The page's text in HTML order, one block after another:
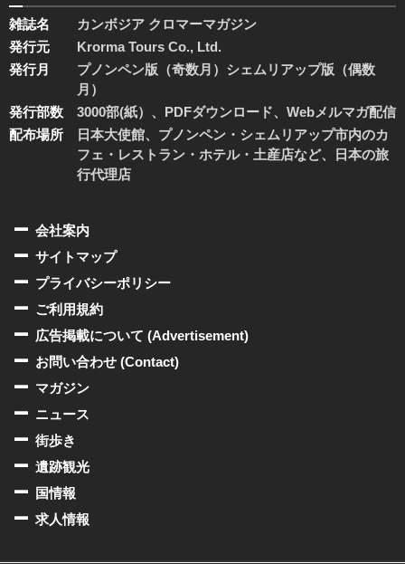
雑誌名
カンボジア クロマーマガジン
発行元
Krorma Tours Co., Ltd.
発行月
プノンペン版（奇数月）シェムリアップ版（偶数
月）
発行部数
3000部(紙）、PDFダウンロード、Webメルマガ配信
配布場所
日本大使館、プノンペン・シェムリアップ市内のカ
フェ・レストラン・ホテル・土産店など、日本の旅
行代理店
会社案内
サイトマップ
プライバシーポリシー
ご利用規約
広告掲載について (Advertisement)
お問い合わせ (Contact)
マガジン
ニュース
街歩き
遺跡観光
国情報
求人情報